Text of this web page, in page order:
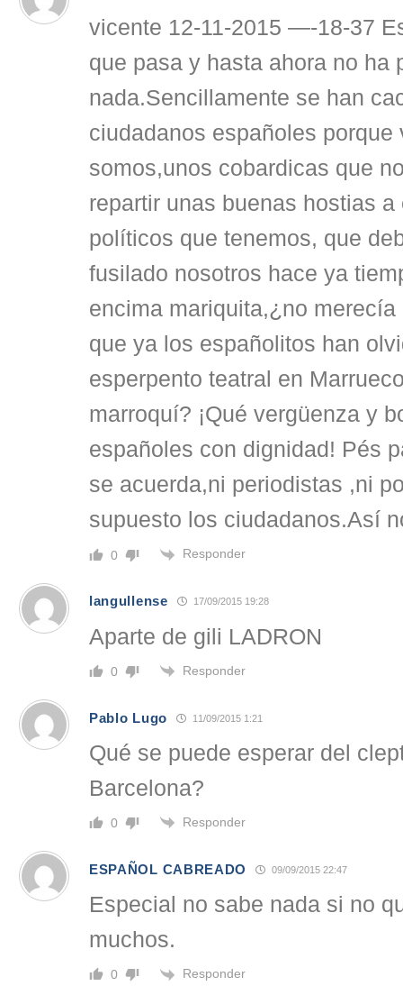
vicente 12-11-2015 —-18-37
que pasa y hasta ahora no ha
nada.Sencillamente se han
ciudadanos españoles porque
somos,unos cobardicas que
repartir unas buenas hostias
políticos que tenemos, que
fusilado nosotros hace ya
encima mariquita,¿no
que ya los españolitos han
esperpento teatral en
marroquí? ¡Qué vergüenza y
españoles con dignidad! Pés
se acuerda,ni periodistas ,ni
supuesto los ciudadanos.Así
0 Responder
langullense 17/09/2015 19:28
Aparte de gili LADRON
0 Responder
Pablo Lugo 11/09/2015 1:21
Qué se puede esperar del
Barcelona?
0 Responder
ESPAÑOL CABREADO 09/09/2015 22:47
Especial no sabe nada si no
muchos.
0 Responder